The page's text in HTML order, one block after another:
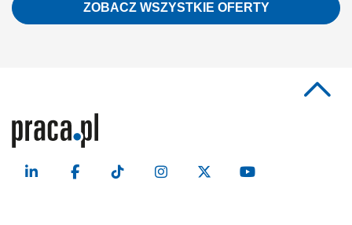
Prowadzenie prac instalacyjnych bezpośrednio na ciągach
rurociągowych, instalacjach technicznych oraz zbiornikach
ZOBACZ WSZYSTKIE OFERTY